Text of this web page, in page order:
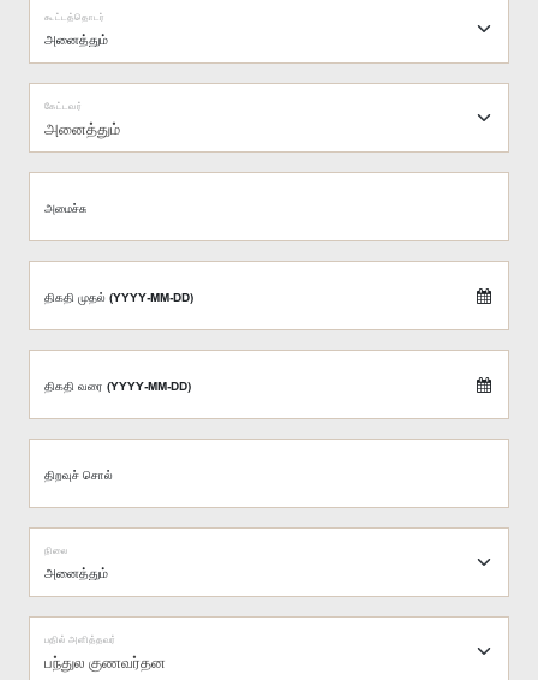
கூட்டத்தொடர்
அனைத்தும்
கேட்டவர்
அமைச்சு
திகதி முதல் (YYYY-MM-DD)
திகதி வரை (YYYY-MM-DD)
திறவுச் சொல்
நிலை
பந்துல குணவர்தன
பதில் அளித்தவர்